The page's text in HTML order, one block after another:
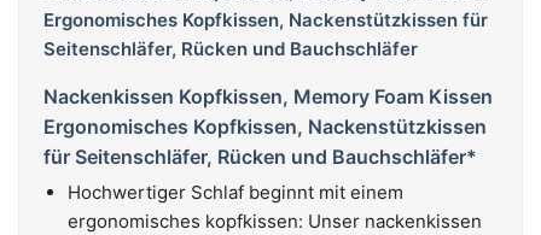
Nackenkissen Kopfkissen, Memory Foam Kissen
Ergonomisches Kopfkissen, Nackenstützkissen
für Seitenschläfer, Rücken und Bauchschläfer*
Hochwertiger Schlaf beginnt mit einem
ergonomisches kopfkissen: Unser nackenkissen